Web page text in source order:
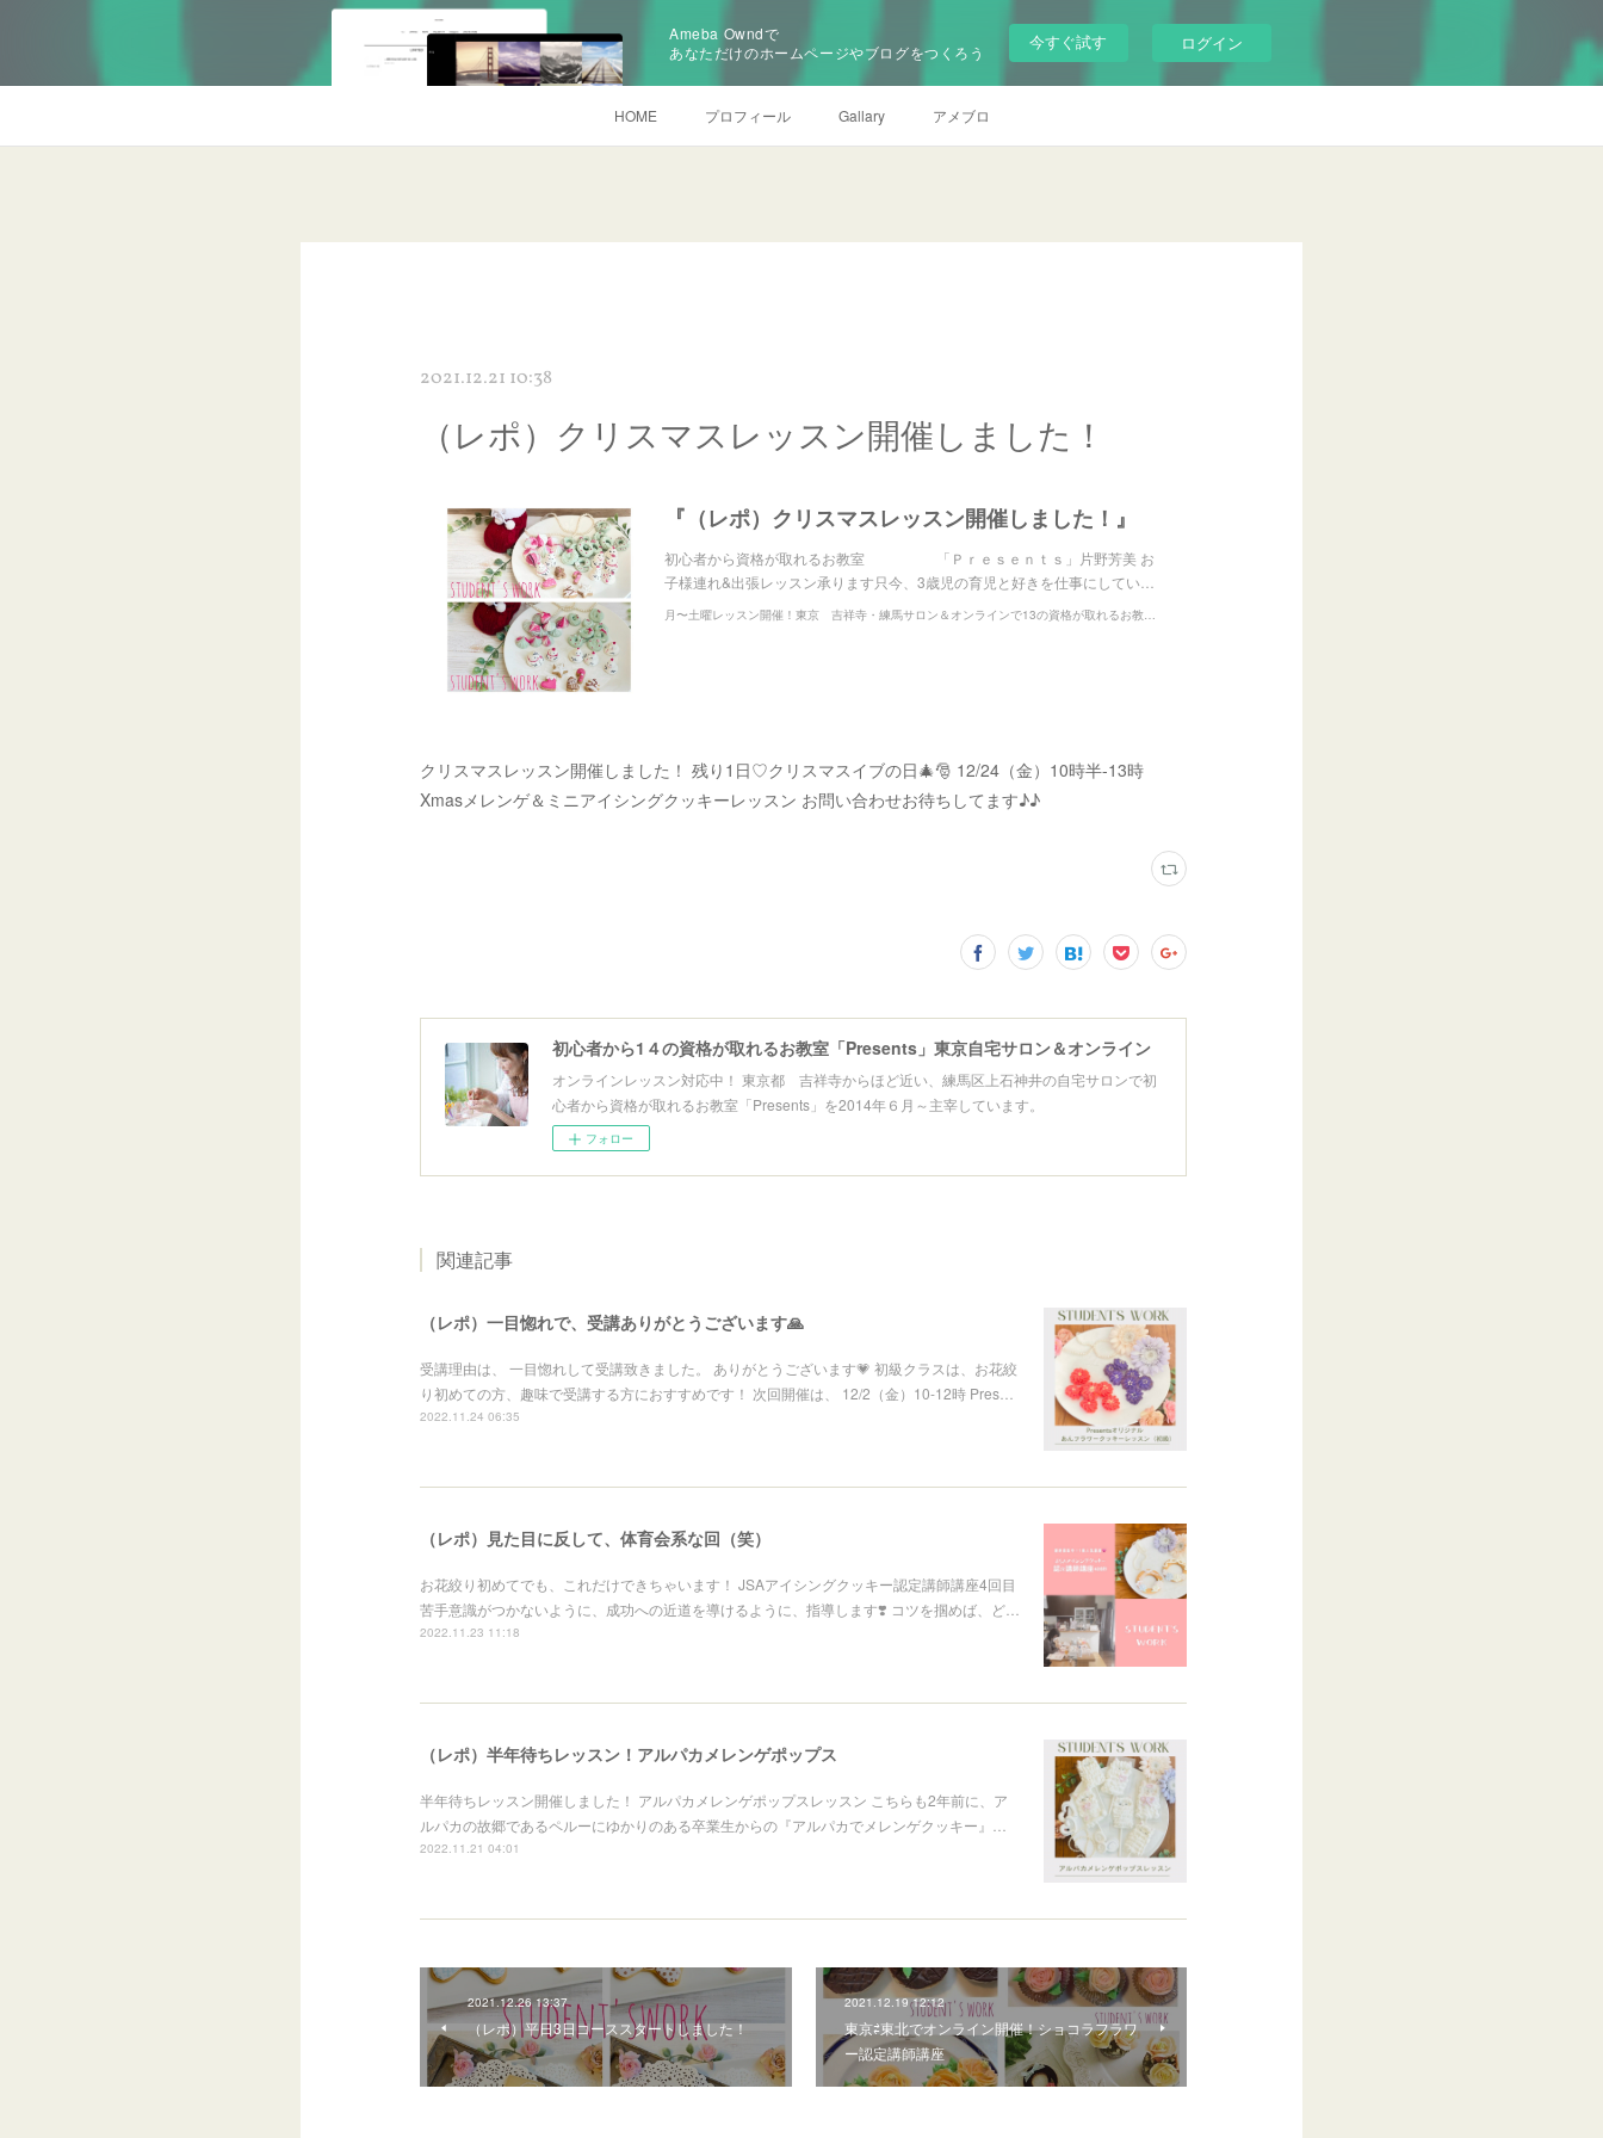
Ameba Owndで
あなただけのホームページやブログをつくろう
今すぐ試す ログイン
HOME プロフィール Gallary アメブロ
2021.12.21 10:38
（レポ）クリスマスレッスン開催しました！
『（レポ）クリスマスレッスン開催しました！』
初心者から資格が取れるお教室 「Ｐｒｅｓｅｎｔｓ」片野芳美 お
子様連れ&出張レッスン承ります只今、3歳児の育児と好きを仕事にしてい…
月〜土曜レッスン開催！東京 吉祥寺・練馬サロン＆オンラインで13の資格が取れるお教室『Presents』
クリスマスレッスン開催しました！ 残り1日♡クリスマスイブの日🎄🎅 12/24（金）10時半-13時
Xmasメレンゲ＆ミニアイシングクッキーレッスン お問い合わせお待ちしてます♪♪
初心者から1４の資格が取れるお教室「Presents」東京自宅サロン＆オンライン
オンラインレッスン対応中！ 東京都 吉祥寺からほど近い、練馬区上石神井の自宅サロンで初
心者から資格が取れるお教室「Presents」を2014年６月～主宰しています。
フォロー
関連記事
（レポ）一目惚れで、受講ありがとうございます🙏
受講理由は、 一目惚れして受講致きました。 ありがとうございます💗 初級クラスは、お花絞
り初めての方、趣味で受講する方におすすめです！ 次回開催は、 12/2（金）10-12時 Pres…
2022.11.24 06:35
（レポ）見た目に反して、体育会系な回（笑）
お花絞り初めてでも、これだけできちゃいます！ JSAアイシングクッキー認定講師講座4回目
苦手意識がつかないように、成功への近道を導けるように、指導します❣️ コツを掴めば、ど…
2022.11.23 11:18
（レポ）半年待ちレッスン！アルパカメレンゲポップス
半年待ちレッスン開催しました！ アルパカメレンゲポップスレッスン こちらも2年前に、ア
ルパカの故郷であるペルーにゆかりのある卒業生からの『アルパカでメレンゲクッキー』…
2022.11.21 04:01
2021.12.26 13:37
（レポ）平日3日コーススタートしました！
2021.12.19 12:12
東京⇄東北でオンライン開催！ショコラフラワ
ー認定講師講座